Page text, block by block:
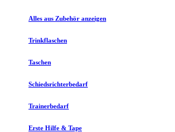
Alles aus Zubehör anzeigen
Trinkflaschen
Taschen
Schiedsrichterbedarf
Trainerbedarf
Erste Hilfe & Tape